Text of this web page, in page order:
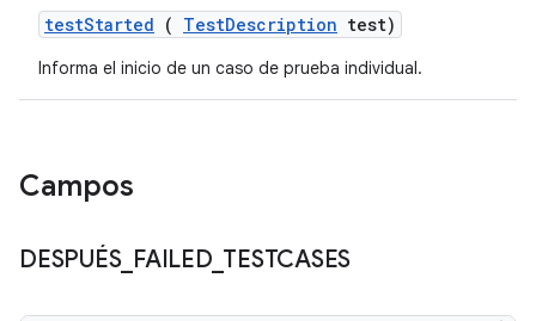
testStarted ( TestDescription test)
Informa el inicio de un caso de prueba individual.
Campos
DESPUÉS_ FAILED_ TESTCASES